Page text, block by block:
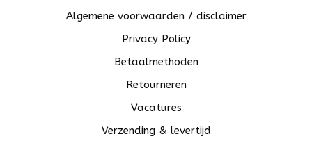
Algemene voorwaarden / disclaimer
Privacy Policy
Betaalmethoden
Retourneren
Vacatures
Verzending & levertijd